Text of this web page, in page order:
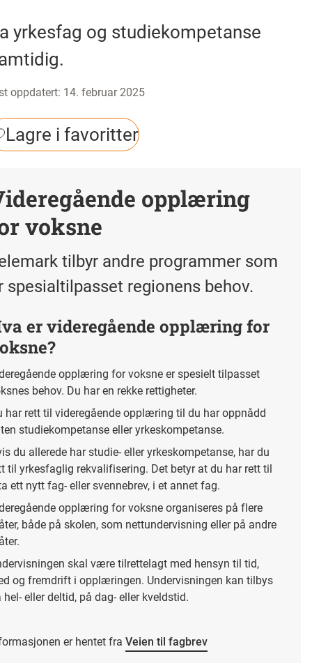
yrkesfag og studiekompetanse
oppdatert: 14. februar 2025
Lagre i favoritter
opplæring
voksne
tilbyr andre programmer som
spesialtilpasset regionens behov.
er videregående opplæring for
opplæring for voksne er spesielt tilpasset
behov. Du har en rekke rettigheter.
har rett til videregående opplæring til du har oppnådd
studiekompetanse eller yrkeskompetanse.
du allerede har studie- eller yrkeskompetanse, har du
til yrkesfaglig rekvalifisering. Det betyr at du har rett til
ett nytt fag- eller svennebrev, i et annet fag.
opplæring for voksne organiseres på flere
både på skolen, som nettundervisning eller på andre
skal være tilrettelagt med hensyn til tid,
og fremdrift i opplæringen. Undervisningen kan tilbys
hel- eller deltid, på dag- eller kveldstid.
er hentet fra Veien til fagbrev